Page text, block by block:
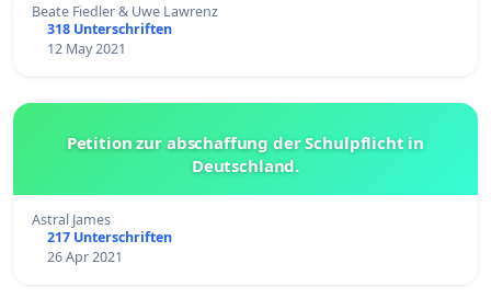
Beate Fiedler & Uwe Lawrenz
318 Unterschriften
12 May 2021
Petition zur abschaffung der Schulpflicht in
Deutschland.
Astral James
217 Unterschriften
26 Apr 2021